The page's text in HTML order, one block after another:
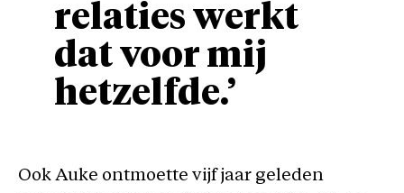
relaties werkt
dat voor mij
hetzelfde.’
Ook Auke ontmoette vijf jaar geleden